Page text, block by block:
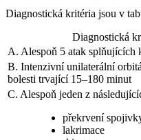
Diagnostická kritéria jsou v
Diagnostická
A. Alespoň 5 atak splňujících
B. Intenzivní unilaterální
bolesti trvající 15–180 minut
C. Alespoň jeden z
překrvení
lakrimace